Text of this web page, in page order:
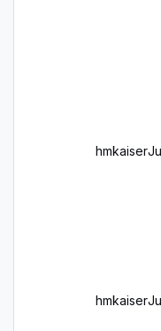
hmkaiser
hmkaiser